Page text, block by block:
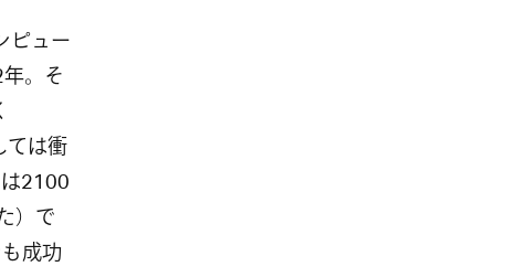
ピュー
。そ
は衝
2100
）で
成功